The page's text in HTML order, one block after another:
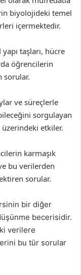
biyolojideki temel
içermektedir.
yapı taşları, hücre
öğrencilerin
sorular.
ve süreçlerle
sorgulayan
etkiler.
karmaşık
bu verilerden
sorular.
bir diğer
becerisidir.
verilere
bu tür sorular